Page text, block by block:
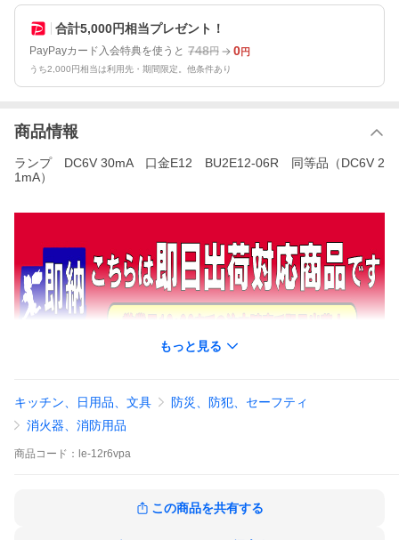
合計5,000円相当プレゼント！
PayPayカード入会特典を使うと 748円 0円
うち2,000円相当は利用先・期間限定。他条件あり
商品情報
ランプ DC6V 30mA 口金E12 BU2E12-06R 同等品（DC6V 2
1mA）
もっと見る
キッチン、日用品、文具
防災、防犯、セーフティ
消火器、消防用品
商品 コード： le-12r6vpa
この商品を共有する